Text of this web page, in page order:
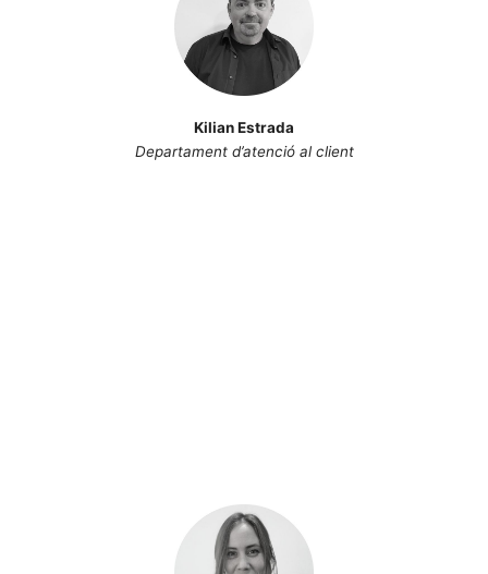
Kilian Estrada
Departament d’atenció al client